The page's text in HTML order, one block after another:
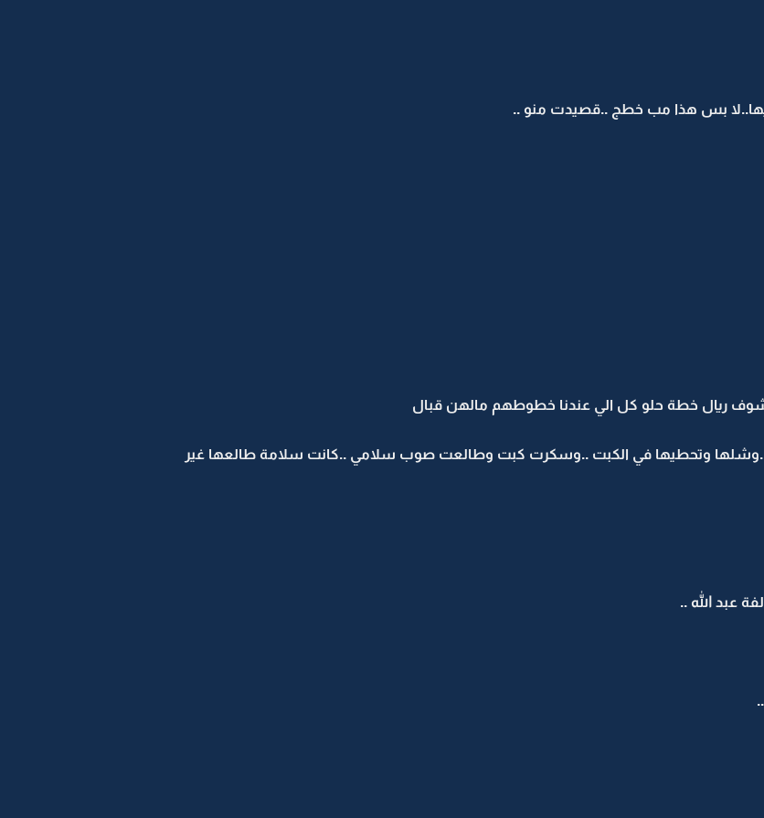
بس هذا مب خطج ..قصيدت منو ..
ريال خطة حلو كل الي عندنا خطوطهم مالهن قبال
وتحطيها في الكبت ..وسكرت كبت وطالعت صوب سلامي ..كانت سلامة طالعها غير
عبد الله ..